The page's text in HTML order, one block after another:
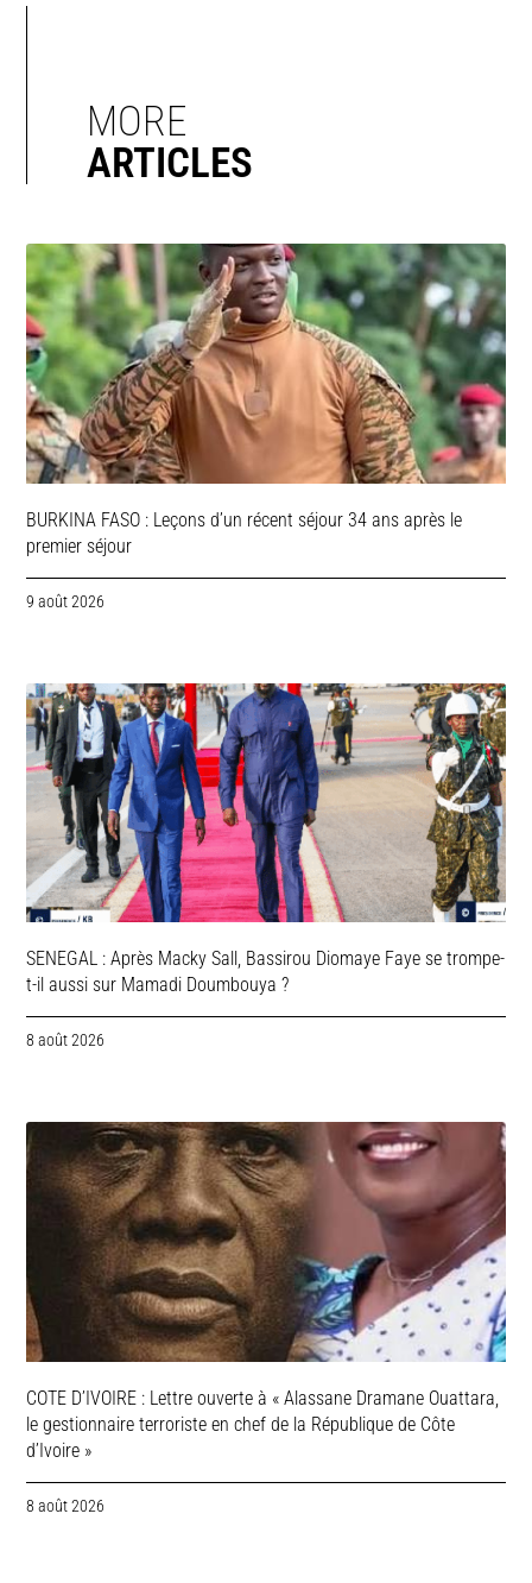
MORE
ARTICLES
BURKINA FASO : Leçons d’un récent séjour 34 ans après le
premier séjour
9 août 2026
SENEGAL : Après Macky Sall, Bassirou Diomaye Faye se trompe-
t-il aussi sur Mamadi Doumbouya ?
8 août 2026
COTE D’IVOIRE : Lettre ouverte à « Alassane Dramane Ouattara,
le gestionnaire terroriste en chef de la République de Côte
d’Ivoire »
8 août 2026